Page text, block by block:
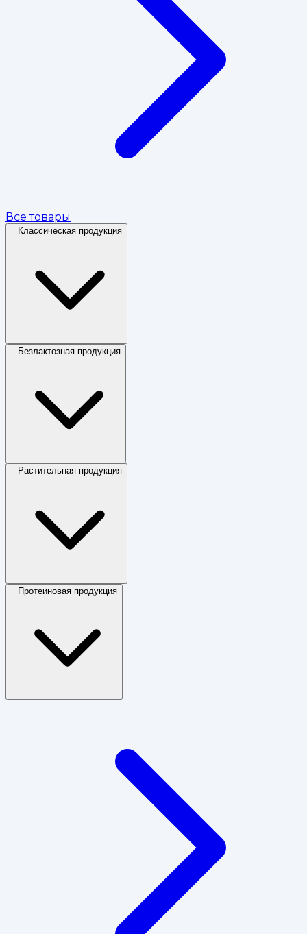
Все товары
Классическая продукция
Безлактозная продукция
Растительная продукция
Протеиновая продукция